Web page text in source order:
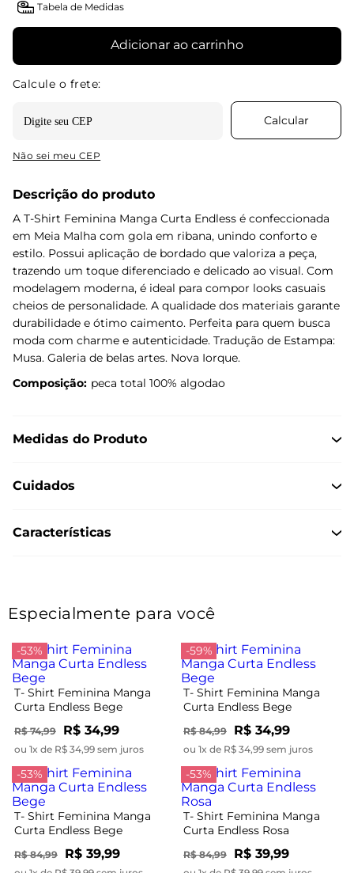
Tabela de Medidas
Adicionar ao carrinho
Não sei meu CEP
Descrição do produto
A T-Shirt Feminina Manga Curta Endless é confeccionada
em Meia Malha com gola em ribana, unindo conforto e
estilo. Possui aplicação de bordado que valoriza a peça,
trazendo um toque diferenciado e delicado ao visual. Com
modelagem moderna, é ideal para compor looks casuais
cheios de personalidade. A qualidade dos materiais garante
durabilidade e ótimo caimento. Perfeita para quem busca
moda com charme e autenticidade. Tradução de Estampa:
Musa. Galeria de belas artes. Nova Iorque.
Composição: peca total 100% algodao
Medidas do Produto
Cuidados
Características
Especialmente para você
-53%
T- Shirt Feminina Manga
Curta Endless Bege
R$ 74,99 R$ 34,99
ou 1x de R$ 34,99 sem juros
-59%
T- Shirt Feminina Manga
Curta Endless Bege
R$ 84,99 R$ 34,99
ou 1x de R$ 34,99 sem juros
-53%
T- Shirt Feminina Manga
Curta Endless Bege
R$ 84,99 R$ 39,99
-53%
T- Shirt Feminina Manga
Curta Endless Rosa
R$ 84,99 R$ 39,99